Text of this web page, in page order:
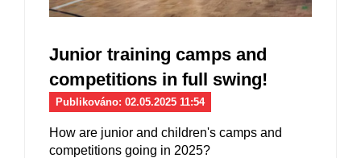
Junior training camps and
competitions in full swing!
Publikováno: 02.05.2025 11:54
How are junior and children's camps and
competitions going in 2025?